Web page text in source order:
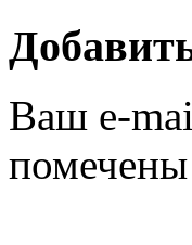
Ваш e-
помечены